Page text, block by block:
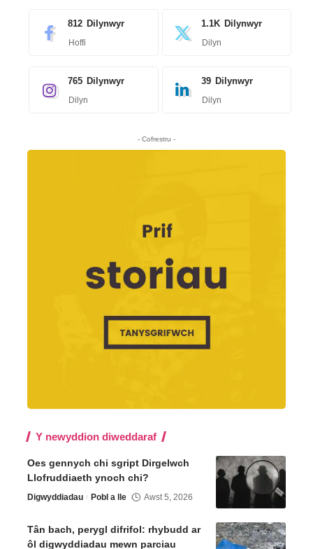
812 Dilynwyr
Hoffi
1.1K Dilynwyr
Dilyn
765 Dilynwyr
Dilyn
39 Dilynwyr
Dilyn
- Cofrestru -
Y newyddion diweddaraf
Oes gennych chi sgript Dirgelwch
Llofruddiaeth ynoch chi?
Digwyddiadau Pobl a lle Awst 5, 2026
Tân bach, perygl difrifol: rhybudd ar
ôl digwyddiadau mewn parciau